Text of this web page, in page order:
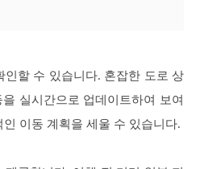
할 수 있습니다. 혼잡한 도로 상
실시간으로 업데이트하여 보여
이동 계획을 세울 수 있습니다.